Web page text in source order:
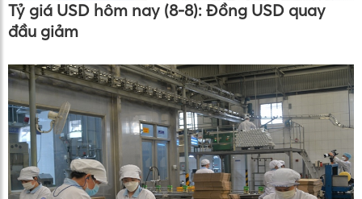
Tỷ giá USD hôm nay (8-8): Đồng USD quay
đầu giảm